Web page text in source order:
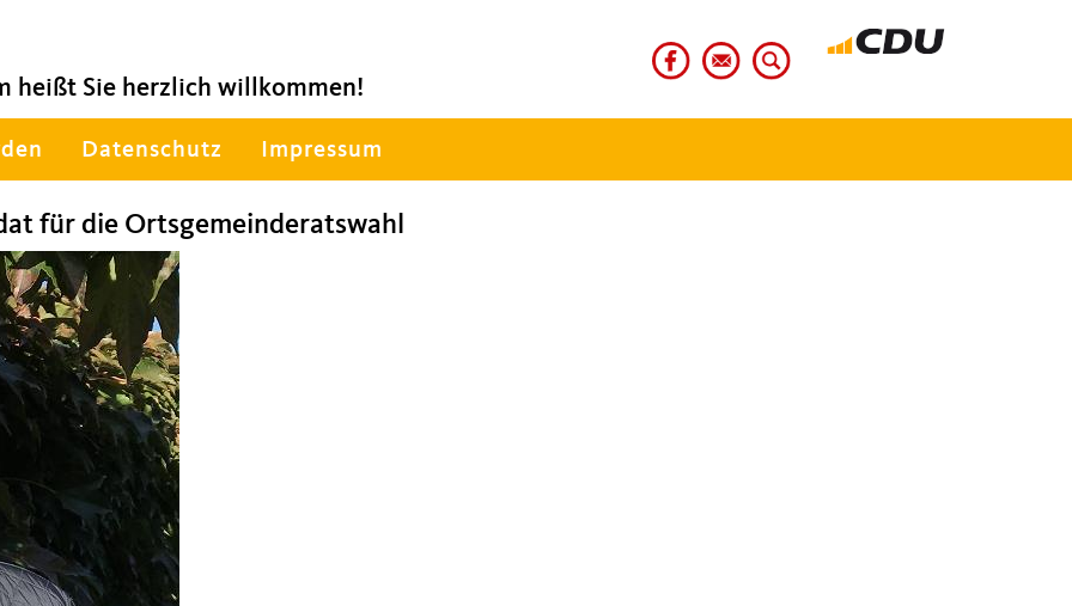
heißt Sie herzlich willkommen!
Datenschutz Impressum
für die Ortsgemeinderatswahl